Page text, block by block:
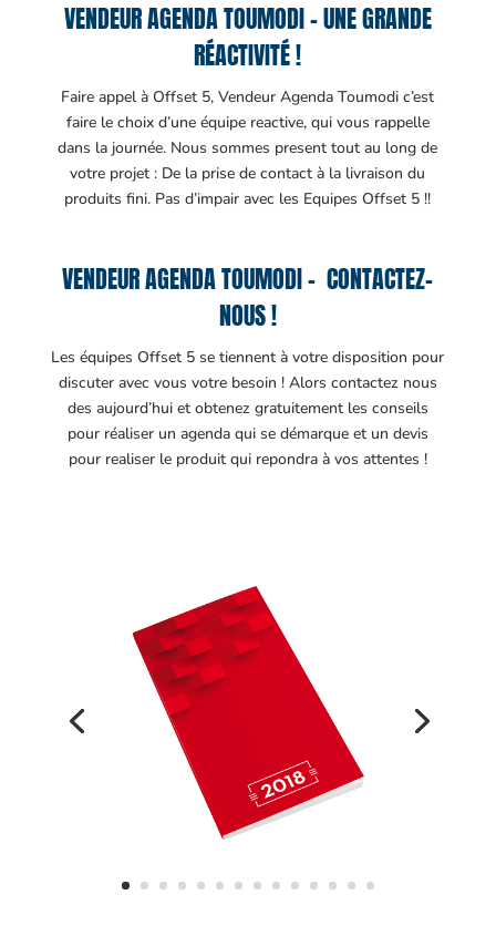
VENDEUR AGENDA TOUMODI – UNE GRANDE
RÉACTIVITÉ !
Faire appel à Offset 5, Vendeur Agenda Toumodi c’est
faire le choix d’une équipe reactive, qui vous rappelle
dans la journée. Nous sommes present tout au long de
votre projet : De la prise de contact à la livraison du
produits fini. Pas d’impair avec les Equipes Offset 5 !!
VENDEUR AGENDA TOUMODI – CONTACTEZ-
NOUS !
Les équipes Offset 5 se tiennent à votre disposition pour
discuter avec vous votre besoin ! Alors contactez nous
des aujourd’hui et obtenez gratuitement les conseils
pour réaliser un agenda qui se démarque et un devis
pour realiser le produit qui repondra à vos attentes !